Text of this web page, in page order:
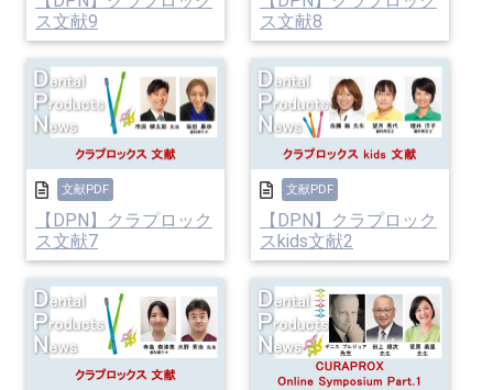
ス文献9
ス文献8
文献PDF
【DPN】クラプロック
ス文献7
文献PDF
【DPN】クラプロック
スkids文献2